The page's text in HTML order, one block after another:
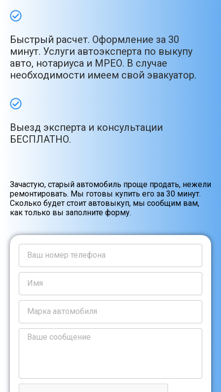
Быстрый расчет. Оформление за 30
минут. Услуги автоэксперта по выкупу
авто, нотариуса и МРЕО. В случае
необходимости имеем свой эвакуатор.
Выезд эксперта и консультации
БЕСПЛАТНО.
Зачастую, старый автомобиль проще продать, нежели
ремонтировать. Мы готовы купить его за 30 минут.
Сколько будет стоит автовыкуп, мы сообщим вам,
как только вы заполните форму.